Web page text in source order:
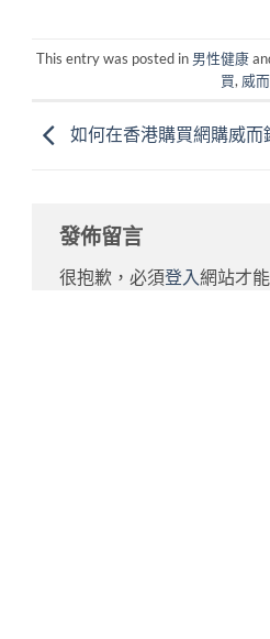
This entry was posted in 男性健康
買, 威
如何在香港購買網購威而
發佈留言
很抱歉，必須登入網站才